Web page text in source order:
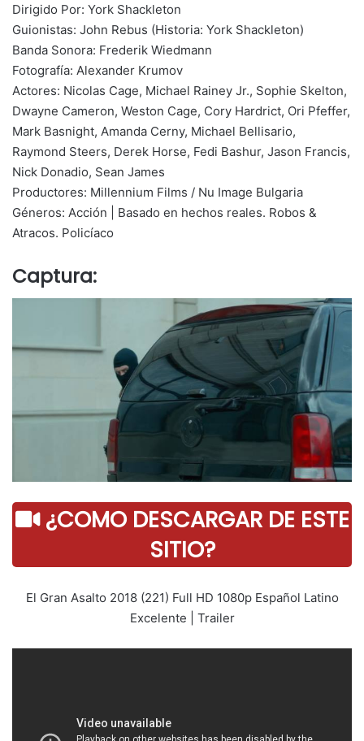
Dirigido Por: York Shackleton
Guionistas: John Rebus (Historia: York Shackleton)
Banda Sonora: Frederik Wiedmann
Fotografía: Alexander Krumov
Actores: Nicolas Cage, Michael Rainey Jr., Sophie Skelton,
Dwayne Cameron, Weston Cage, Cory Hardrict, Ori Pfeffer,
Mark Basnight, Amanda Cerny, Michael Bellisario,
Raymond Steers, Derek Horse, Fedi Bashur, Jason Francis,
Nick Donadio, Sean James
Productores: Millennium Films / Nu Image Bulgaria
Géneros: Acción | Basado en hechos reales. Robos &
Atracos. Policíaco
Captura:
¿COMO DESCARGAR DE ESTE
SITIO?
El Gran Asalto 2018 (221) Full HD 1080p Español Latino
Excelente | Trailer